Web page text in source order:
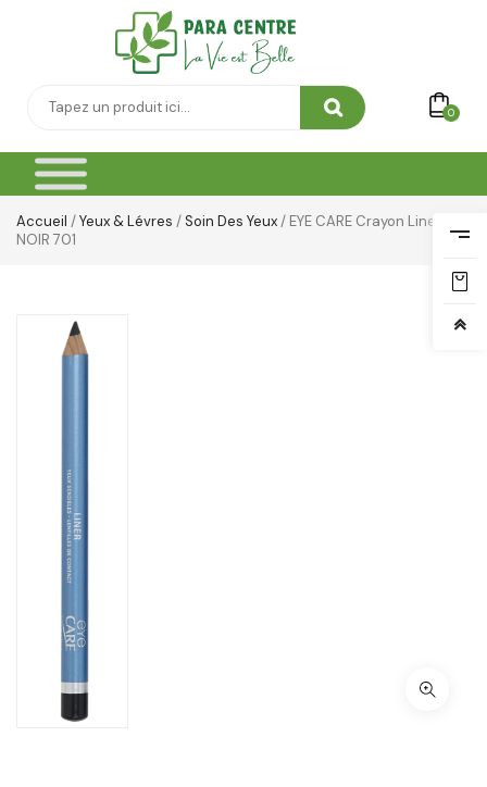
0
Accueil /Yeux & Lévres /Soin Des Yeux/ EYE CARE Crayon Liner
NOIR 701